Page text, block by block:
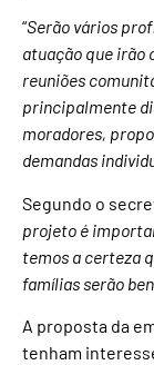
“Serão vários
atuação que irão
reuniões
principalmente
moradores,
demandas
Segundo o
projeto é
temos a certeza
famílias serão
A proposta da
tenham